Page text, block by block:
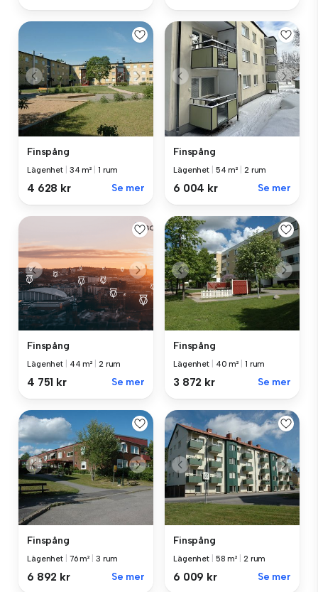
Finspång
Lägenhet 34 m² 1 rum
4 628 kr Se mer
Finspång
Lägenhet 54 m² 2 rum
6 004 kr Se mer
Finspång
Lägenhet 44 m² 2 rum
4 751 kr Se mer
Finspång
Lägenhet 40 m² 1 rum
3 872 kr Se mer
Finspång
Lägenhet 76 m² 3 rum
6 892 kr Se mer
Finspång
Lägenhet 58 m² 2 rum
6 009 kr Se mer